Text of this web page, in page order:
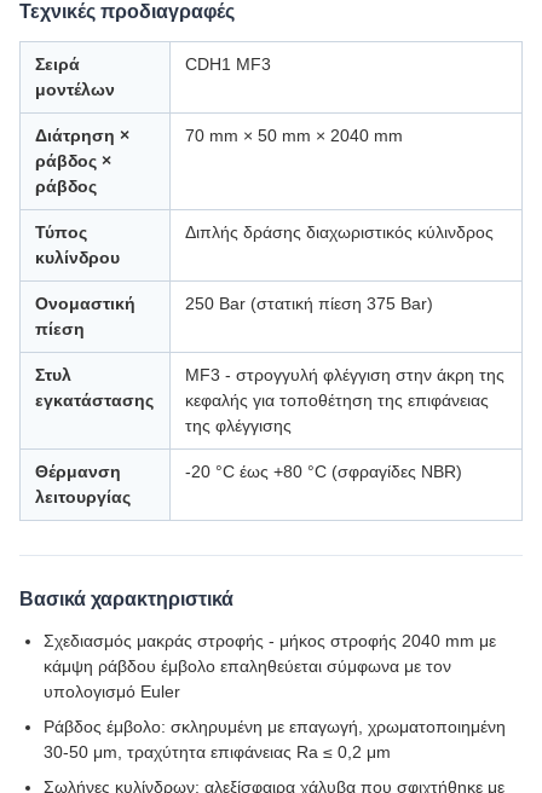
Τεχνικές προδιαγραφές
Σειρά
μοντέλων
CDH1 MF3
Διάτρηση ×
ράβδος ×
ράβδος
70 mm × 50 mm × 2040 mm
Τύπος
κυλίνδρου
Διπλής δράσης διαχωριστικός κύλινδρος
Ονομαστική
πίεση
250 Bar (στατική πίεση 375 Bar)
Στυλ
εγκατάστασης
MF3 - στρογγυλή φλέγγιση στην άκρη της
κεφαλής για τοποθέτηση της επιφάνειας
της φλέγγισης
Θέρμανση
λειτουργίας
-20 °C έως +80 °C (σφραγίδες NBR)
Βασικά χαρακτηριστικά
Σχεδιασμός μακράς στροφής - μήκος στροφής 2040 mm με
κάμψη ράβδου έμβολο επαληθεύεται σύμφωνα με τον
υπολογισμό Euler
Ράβδος έμβολο: σκληρυμένη με επαγωγή, χρωματοποιημένη
30-50 μm, τραχύτητα επιφάνειας Ra ≤ 0,2 μm
Σωλήνες κυλίνδρων: αλεξίσφαιρα χάλυβα που σφιχτήθηκε με